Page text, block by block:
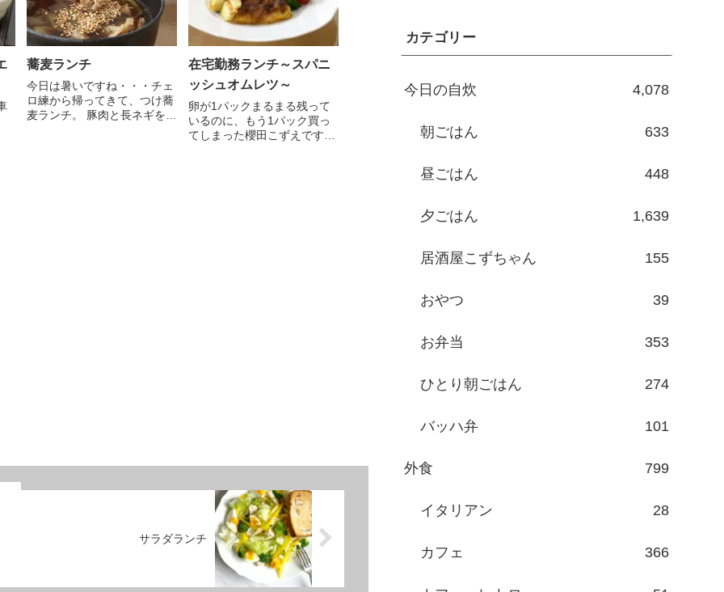
蕎麦ランチ
今日は暑いですね・・・チェ
ロ練から帰ってきて、つけ蕎
麦ランチ。 豚肉と長ネギを
在宅勤務ランチ～スパニ
ッシュオムレツ～
卵が1パックまるまる残って
いるのに、もう1パック買っ
てしまった櫻田こずえです、
サラダランチ
カテゴリー
今日の自炊 4,078
朝ごはん 633
昼ごはん 448
夕ごはん 1,639
居酒屋こずちゃん 155
おやつ 39
お弁当 353
ひとり朝ごはん 274
バッハ弁 101
外食 799
イタリアン 28
カフェ 366